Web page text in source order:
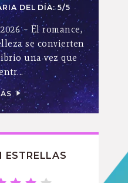
DEL DÍA: 5/5
– El romance,
se convierten
una vez que
ESTRELLAS